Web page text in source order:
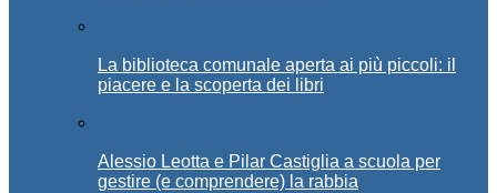
La biblioteca comunale aperta ai più piccoli: il
piacere e la scoperta dei libri
Alessio Leotta e Pilar Castiglia a scuola per
gestire (e comprendere) la rabbia